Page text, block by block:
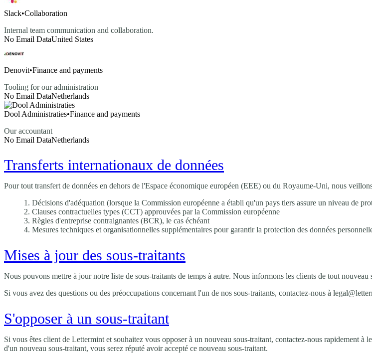
Slack•Collaboration
Internal team communication and collaboration.
No Email DataUnited States
Denovit•Finance and payments
Tooling for our administration
No Email DataNetherlands
Dool Administraties•Finance and payments
Our accountant
No Email DataNetherlands
Transferts internationaux de données
Pour tout transfert de données en dehors de l'Espace économique européen (EEE) ou du Royaume-Uni, nous
Décisions d'adéquation (lorsque la Commission européenne a établi qu'un pays tiers assure un niveau de
Clauses contractuelles types (CCT) approuvées par la Commission européenne
Règles d'entreprise contraignantes (BCR), le cas échéant
Mesures techniques et organisationnelles supplémentaires pour garantir la protection des données
Mises à jour des sous-traitants
Nous pouvons mettre à jour notre liste de sous-traitants de temps à autre. Nous informons les clients de tout
Si vous avez des questions ou des préoccupations concernant l'un de nos sous-traitants, contactez-nous à
S'opposer à un sous-traitant
Si vous êtes client de Lettermint et souhaitez vous opposer à un nouveau sous-traitant, contactez-nous rapidement
d'un nouveau sous-traitant, vous serez réputé avoir accepté ce nouveau sous-traitant.